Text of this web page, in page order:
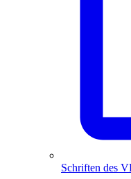
Schriften des